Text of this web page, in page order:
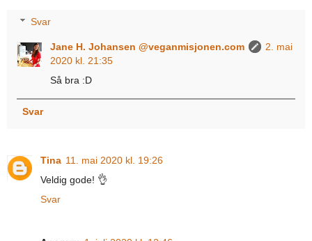
Svar
Jane H. Johansen @veganmisjonen.com
2. mai
2020 kl. 21:35
Så bra :D
Svar
Tina 11. mai 2020 kl. 19:26
Veldig gode! 👌
Svar